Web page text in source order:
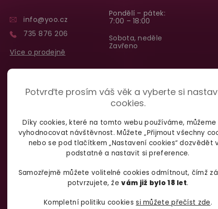
Potvrďte prosím váš věk a vyberte si
cookies.
Díky cookies, které na tomto webu používáme,
vyhodnocovat návštěvnost. Můžete „Přijmout všechny
nebo se pod tlačítkem „Nastavení cookies“ dozvědět
podstatné a nastavit si preference.
Samozřejmě můžete volitelné cookies odmítnout, čímž
potvrzujete, ževám již bylo 18 let.
Kompletní politiku cookiessi můžete přečíst zde.
info@yoo.cz
735 876 206
Více o prodejně
Pondělí – pátek:
7:00 – 18:00
Sobota, neděle
Zavřeno
VŠE O NÁKUPU
Kontakt
Doprava a platba
Obchodní podmínky
Jak postupovat při reklamaci
Jak postupovat při vracení zboží